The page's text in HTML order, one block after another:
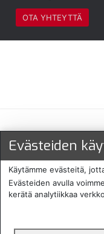
OTA YHTEYTTÄ
Evästeiden
Käytämme evästeitä,
Evästeiden avulla
kerätä analytiikkaa